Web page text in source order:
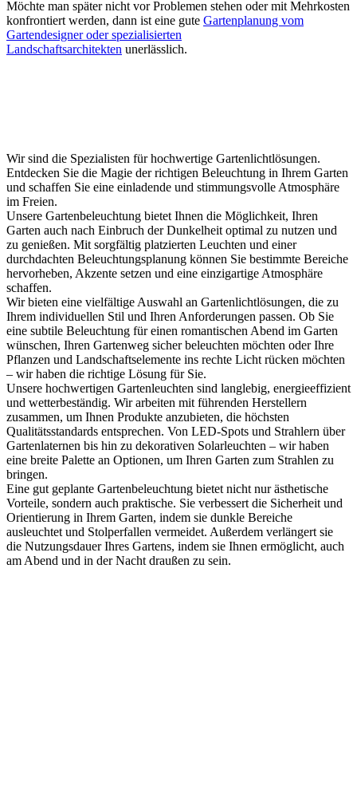
Möchte man später nicht vor Problemen stehen oder mit Mehrkosten
konfrontiert werden, dann ist eine gute Gartenplanung vom
Gartendesigner oder spezialisierten
Landschaftsarchitekten unerlässlich.
Wir sind die Spezialisten für hochwertige Gartenlichtlösungen.
Entdecken Sie die Magie der richtigen Beleuchtung in Ihrem Garten
und schaffen Sie eine einladende und stimmungsvolle Atmosphäre
im Freien.
Unsere Gartenbeleuchtung bietet Ihnen die Möglichkeit, Ihren
Garten auch nach Einbruch der Dunkelheit optimal zu nutzen und
zu genießen. Mit sorgfältig platzierten Leuchten und einer
durchdachten Beleuchtungsplanung können Sie bestimmte Bereiche
hervorheben, Akzente setzen und eine einzigartige Atmosphäre
schaffen.
Wir bieten eine vielfältige Auswahl an Gartenlichtlösungen, die zu
Ihrem individuellen Stil und Ihren Anforderungen passen. Ob Sie
eine subtile Beleuchtung für einen romantischen Abend im Garten
wünschen, Ihren Gartenweg sicher beleuchten möchten oder Ihre
Pflanzen und Landschaftselemente ins rechte Licht rücken möchten
– wir haben die richtige Lösung für Sie.
Unsere hochwertigen Gartenleuchten sind langlebig, energieeffizient
und wetterbeständig. Wir arbeiten mit führenden Herstellern
zusammen, um Ihnen Produkte anzubieten, die höchsten
Qualitätsstandards entsprechen. Von LED-Spots und Strahlern über
Gartenlaternen bis hin zu dekorativen Solarleuchten – wir haben
eine breite Palette an Optionen, um Ihren Garten zum Strahlen zu
bringen.
Eine gut geplante Gartenbeleuchtung bietet nicht nur ästhetische
Vorteile, sondern auch praktische. Sie verbessert die Sicherheit und
Orientierung in Ihrem Garten, indem sie dunkle Bereiche
ausleuchtet und Stolperfallen vermeidet. Außerdem verlängert sie
die Nutzungsdauer Ihres Gartens, indem sie Ihnen ermöglicht, auch
am Abend und in der Nacht draußen zu sein.